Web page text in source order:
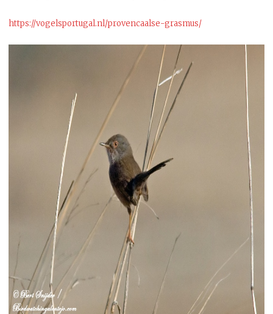
https://vogelsportugal.nl/provencaalse-grasmus/